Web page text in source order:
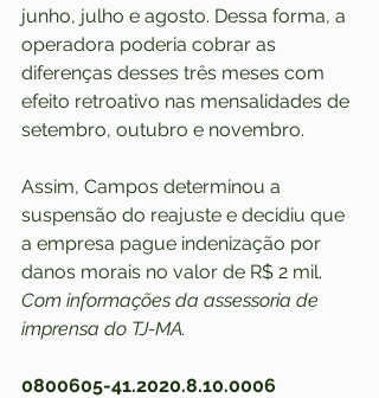
junho, julho e agosto. Dessa forma, a
operadora poderia cobrar as
diferenças desses três meses com
efeito retroativo nas mensalidades de
setembro, outubro e novembro.
Assim, Campos determinou a
suspensão do reajuste e decidiu que
a empresa pague indenização por
danos morais no valor de R$ 2 mil.
Com informações da assessoria de
imprensa do TJ-MA.
0800605-41.2020.8.10.0006